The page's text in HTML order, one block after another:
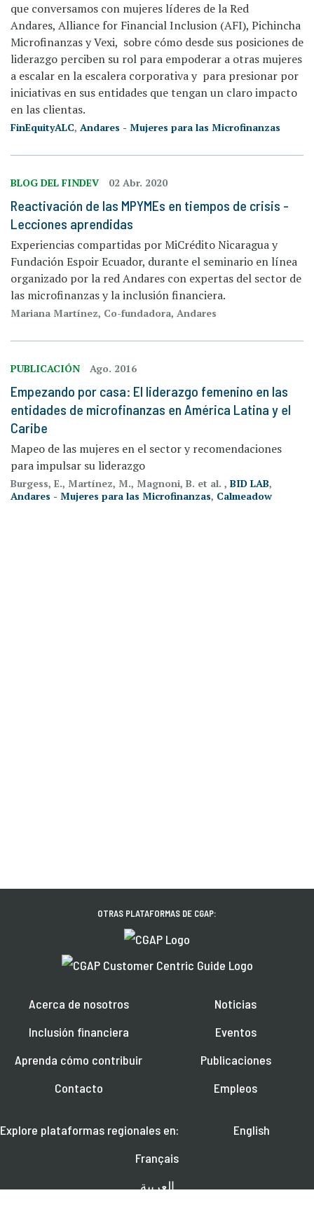
que conversamos con mujeres líderes de la Red
Andares, Alliance for Financial Inclusion (AFI), Pichincha
Microfinanzas y Vexi, sobre cómo desde sus posiciones de
liderazgo perciben su rol para empoderar a otras mujeres
a escalar en la escalera corporativa y para presionar por
iniciativas en sus entidades que tengan un claro impacto
en las clientas.
FinEquityALC, Andares - Mujeres para las Microfinanzas
BLOG DEL FINDEV 02 Abr. 2020
Reactivación de las MPYMEs en tiempos de crisis -
Lecciones aprendidas
Experiencias compartidas por MiCrédito Nicaragua y
Fundación Espoir Ecuador, durante el seminario en línea
organizado por la red Andares con expertas del sector de
las microfinanzas y la inclusión financiera.
Mariana Martínez, Co-fundadora, Andares
PUBLICACIÓN Ago. 2016
Empezando por casa: El liderazgo femenino en las
entidades de microfinanzas en América Latina y el
Caribe
Mapeo de las mujeres en el sector y recomendaciones
para impulsar su liderazgo
Burgess, E., Martínez, M., Magnoni, B. et al. , BID LAB,
Andares - Mujeres para las Microfinanzas, Calmeadow
OTRAS PLATAFORMAS DE CGAP:
Acerca de nosotros
Inclusión financiera
Aprenda cómo contribuir
Contacto
Noticias
Eventos
Publicaciones
Empleos
Explore plataformas regionales en:
English
Français
العربية